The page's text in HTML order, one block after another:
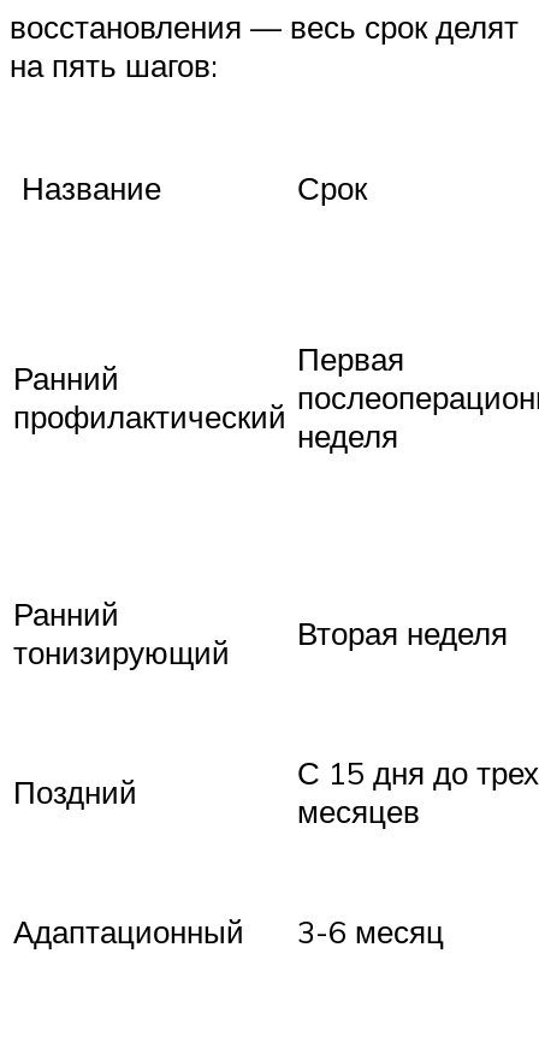
восстановления — весь срок делят
на пять шагов:
Название Срок
Ранний
профилактический
Первая
неделя
Ранний
тонизирующий
Вторая неделя
Поздний
С 15 дня до трех
месяцев
Адаптационный 3-6 месяц